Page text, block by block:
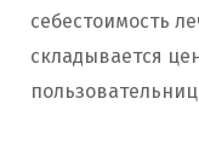
себестоимость
складывается